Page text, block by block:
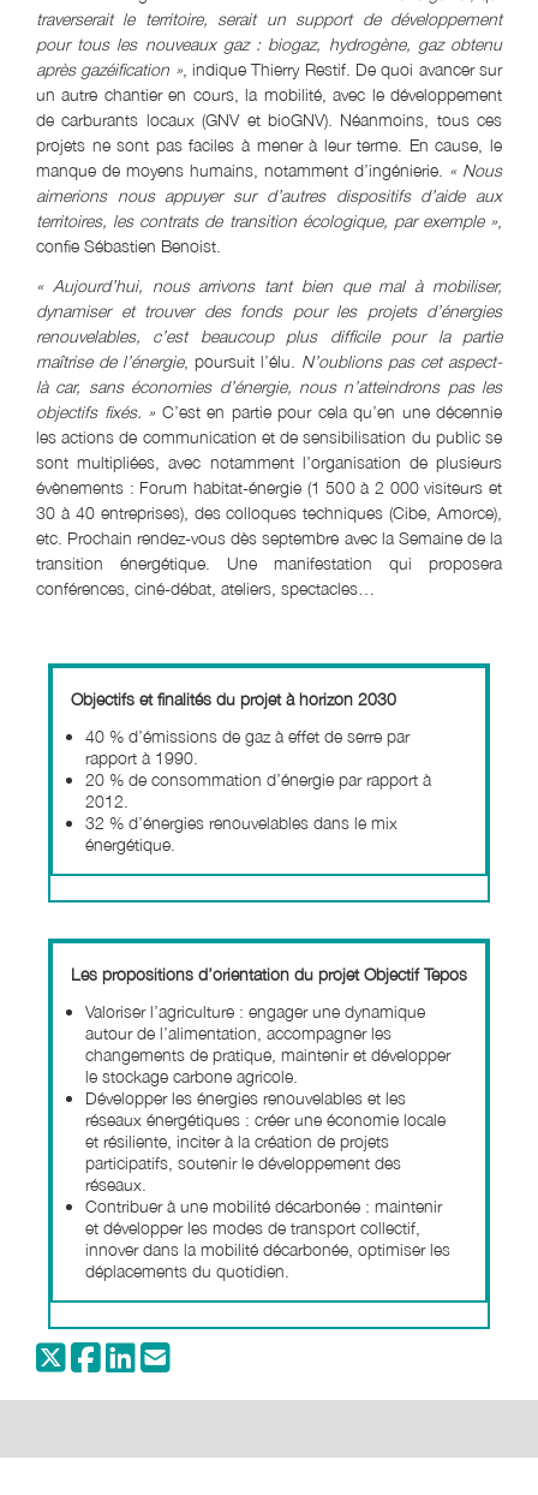
traverserait le territoire, serait un support de développement
pour tous les nouveaux gaz : biogaz, hydrogène, gaz obtenu
après gazéification », indique Thierry Restif. De quoi avancer sur
un autre chantier en cours, la mobilité, avec le développement
de carburants locaux (GNV et bioGNV). Néanmoins, tous ces
projets ne sont pas faciles à mener à leur terme. En cause, le
manque de moyens humains, notamment d’ingénierie. « Nous
aimerions nous appuyer sur d’autres dispositifs d’aide aux
territoires, les contrats de transition écologique, par exemple »
confie Sébastien Benoist.
« Aujourd’hui, nous arrivons tant bien que mal à mobiliser,
dynamiser et trouver des fonds pour les projets d’énergies
renouvelables, c’est beaucoup plus difficile pour la partie
maîtrise de l’énergie, poursuit l’élu. N’oublions pas cet aspect-
là car, sans économies d’énergie, nous n’atteindrons pas les
objectifs fixés. » C’est en partie pour cela qu’en une décennie
les actions de communication et de sensibilisation du public se
sont multipliées, avec notamment l’organisation de plusieurs
évènements : Forum habitat-énergie (1 500 à 2 000 visiteurs et
30 à 40 entreprises), des colloques techniques (Cibe, Amorce),
etc. Prochain rendez-vous dès septembre avec la Semaine de la
transition énergétique. Une manifestation qui proposera
conférences, ciné-débat, ateliers, spectacles…
Objectifs et finalités du projet à horizon 2030
40 % d’émissions de gaz à effet de serre par
rapport à 1990.
20 % de consommation d’énergie par rapport à
2012.
32 % d’énergies renouvelables dans le mix
énergétique.
Les propositions d’orientation du projet Objectif Tepos
Valoriser l’agriculture : engager une dynamique
autour de l’alimentation, accompagner les
changements de pratique, maintenir et développer
le stockage carbone agricole.
Développer les énergies renouvelables et les
réseaux énergétiques : créer une économie locale
et résiliente, inciter à la création de projets
participatifs, soutenir le développement des
réseaux.
Contribuer à une mobilité décarbonée : maintenir
et développer les modes de transport collectif,
innover dans la mobilité décarbonée, optimiser les
déplacements du quotidien.